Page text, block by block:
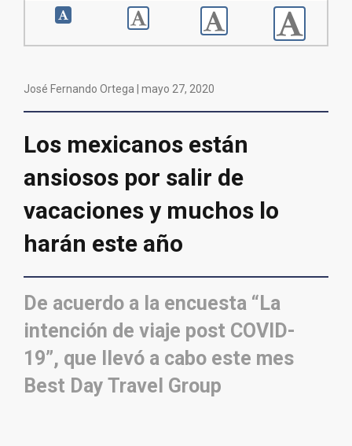
José Fernando Ortega | mayo 27, 2020
Los mexicanos están
ansiosos por salir de
vacaciones y muchos lo
harán este año
De acuerdo a la encuesta “La
intención de viaje post COVID-
19”, que llevó a cabo este mes
Best Day Travel Group